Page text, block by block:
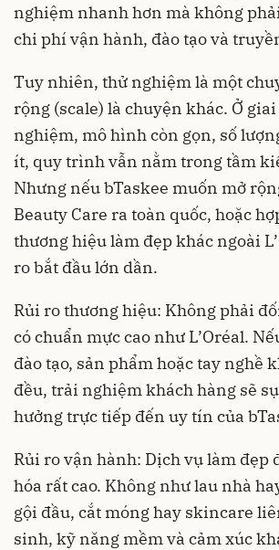
nghiệm nhanh hơn mà không
chi phí vận hành, đào tạo và
Tuy nhiên, thử nghiệm là một
rộng (scale) là chuyện khác. Ở
nghiệm, mô hình còn gọn, số
ít, quy trình vẫn nằm trong tầm
Nhưng nếu bTaskee muốn mở
Beauty Care ra toàn quốc, hoặc
thương hiệu làm đẹp khác ngoài
ro bắt đầu lớn dần.
Rủi ro thương hiệu: Không phải
có chuẩn mực cao như L’Oréal.
đào tạo, sản phẩm hoặc tay nghề
đều, trải nghiệm khách hàng sẽ
hưởng trực tiếp đến uy tín của
Rủi ro vận hành: Dịch vụ làm đẹp
hóa rất cao. Không như lau nhà
gội đầu, cắt móng hay skincare
sinh, kỹ năng mềm và cảm xúc